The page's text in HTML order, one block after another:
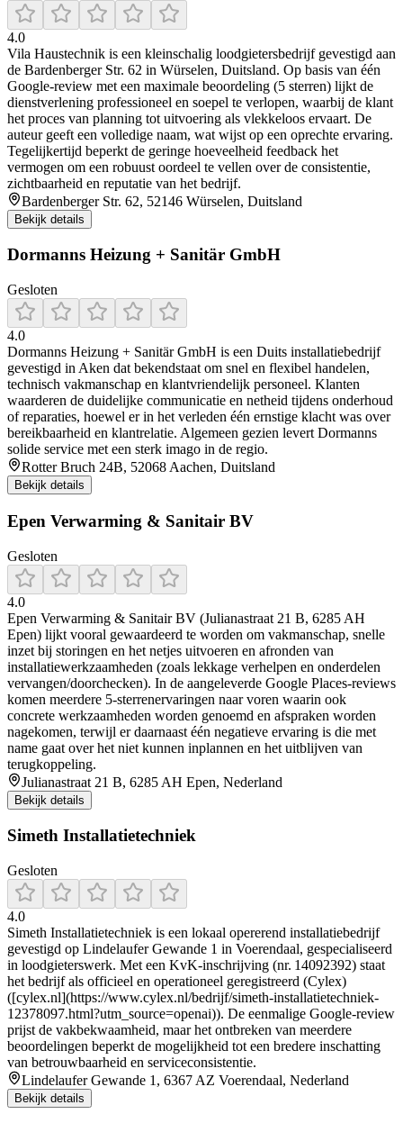
4.0
Vila Haustechnik is een kleinschalig loodgietersbedrijf gevestigd aan
de Bardenberger Str. 62 in Würselen, Duitsland. Op basis van één
Google-review met een maximale beoordeling (5 sterren) lijkt de
dienstverlening professioneel en soepel te verlopen, waarbij de klant
het proces van planning tot uitvoering als vlekkeloos ervaart. De
auteur geeft een volledige naam, wat wijst op een oprechte ervaring.
Tegelijkertijd beperkt de geringe hoeveelheid feedback het
vermogen om een robuust oordeel te vellen over de consistentie,
zichtbaarheid en reputatie van het bedrijf.
Bardenberger Str. 62, 52146 Würselen, Duitsland
Bekijk details
Dormanns Heizung + Sanitär GmbH
Gesloten
4.0
Dormanns Heizung + Sanitär GmbH is een Duits installatiebedrijf
gevestigd in Aken dat bekendstaat om snel en flexibel handelen,
technisch vakmanschap en klantvriendelijk personeel. Klanten
waarderen de duidelijke communicatie en netheid tijdens onderhoud
of reparaties, hoewel er in het verleden één ernstige klacht was over
bereikbaarheid en klantrelatie. Algemeen gezien levert Dormanns
solide service met een sterk imago in de regio.
Rotter Bruch 24B, 52068 Aachen, Duitsland
Bekijk details
Epen Verwarming & Sanitair BV
Gesloten
4.0
Epen Verwarming & Sanitair BV (Julianastraat 21 B, 6285 AH
Epen) lijkt vooral gewaardeerd te worden om vakmanschap, snelle
inzet bij storingen en het netjes uitvoeren en afronden van
installatiewerkzaamheden (zoals lekkage verhelpen en onderdelen
vervangen/doorchecken). In de aangeleverde Google Places-reviews
komen meerdere 5-sterrenervaringen naar voren waarin ook
concrete werkzaamheden worden genoemd en afspraken worden
nagekomen, terwijl er daarnaast één negatieve ervaring is die met
name gaat over het niet kunnen inplannen en het uitblijven van
terugkoppeling.
Julianastraat 21 B, 6285 AH Epen, Nederland
Bekijk details
Simeth Installatietechniek
Gesloten
4.0
Simeth Installatietechniek is een lokaal opererend installatiebedrijf
gevestigd op Lindelaufer Gewande 1 in Voerendaal, gespecialiseerd
in loodgieterswerk. Met een KvK-inschrijving (nr. 14092392) staat
het bedrijf als officieel en operationeel geregistreerd (Cylex)
([cylex.nl](https://www.cylex.nl/bedrijf/simeth-installatietechniek-
12378097.html?utm_source=openai)). De eenmalige Google-review
prijst de vakbekwaamheid, maar het ontbreken van meerdere
beoordelingen beperkt de mogelijkheid tot een bredere inschatting
van betrouwbaarheid en serviceconsistentie.
Lindelaufer Gewande 1, 6367 AZ Voerendaal, Nederland
Bekijk details